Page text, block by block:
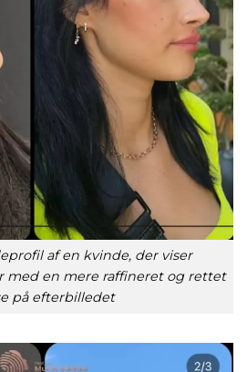
af en kvinde, der viser
med en mere raffineret og rettet
på efterbilledet